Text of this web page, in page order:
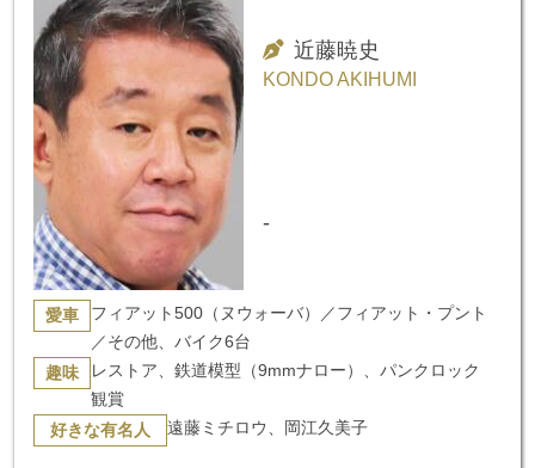
近藤暁史
KONDO AKIHUMI
-
愛車
フィアット500（ヌウォーバ）／フィアット・プント
／その他、バイク6台
趣味
レストア、鉄道模型（9mmナロー）、パンクロック
観賞
好きな有名人 遠藤ミチロウ、岡江久美子